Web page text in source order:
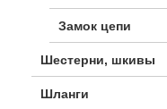
Замок цепи
Шестерни, шкивы
Шланги